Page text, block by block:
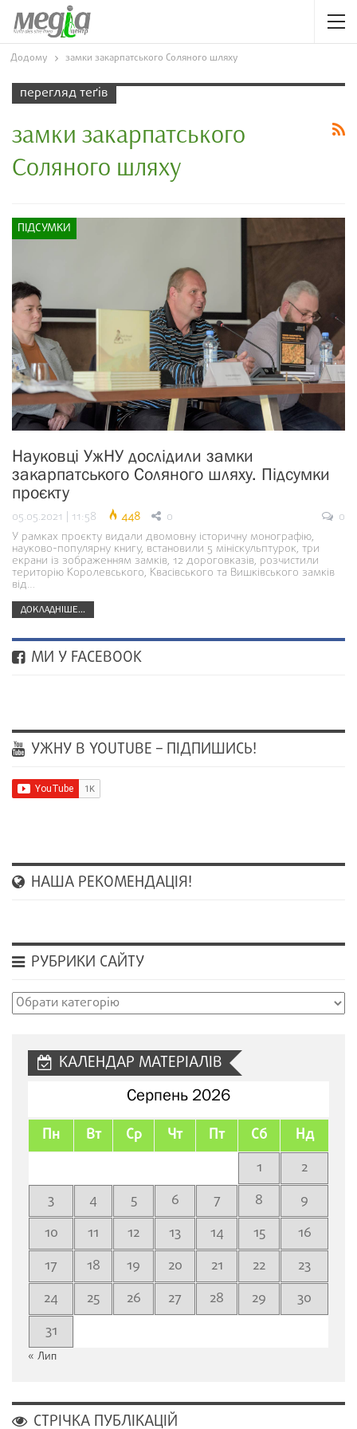
Додому замки закарпатського Соляного шляху
перегляд теґів
замки закарпатського
Соляного шляху
ПІДСУМКИ
Науковці УжНУ дослідили замки
закарпатського Соляного шляху. Підсумки
проєкту
05.05.2021 | 11:58 448 0
0
У рамках проєкту видали двомовну історичну монографію,
науково-популярну книгу, встановили 5 мініскульптурок, три
екрани із зображенням замків, 12 дороговказів, розчистили
територію Королевського, Квасівського та Вишківського замків
від…
ДОКЛАДНІШЕ...
МИ У FACEBOOK
УЖНУ В YOUTUBE – ПІДПИШИСЬ!
НАША РЕКОМЕНДАЦІЯ!
РУБРИКИ САЙТУ
Рубрики
КАЛЕНДАР МАТЕРІАЛІВ
Серпень 2026
Пн Вт Ср Чт Пт Сб Нд
1
2
3
4 5 6 7 8
9
10
11 12 13 14 15
16
17
18 19 20 21 22
23
24
25 26 27 28 29
30
31
« Лип
СТРІЧКА ПУБЛІКАЦІЙ